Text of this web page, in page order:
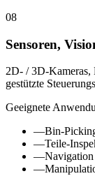
08
Sensoren,
2D- / 3D-
gestützte
Geeignete
—Bin-
—Teile-
—Navigation
—